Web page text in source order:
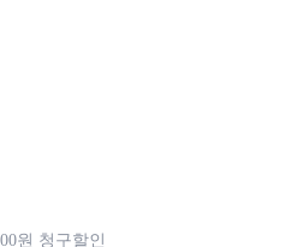
원 청구할인